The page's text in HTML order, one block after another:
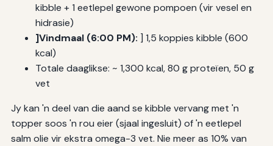
kibble + 1 eetlepel gewone pompoen (vir vesel en
hidrasie)
]Vindmaal (6:00 PM): ] 1,5 koppies kibble (600
kcal)
Totale daaglikse: ~ 1,300 kcal, 80 g proteïen, 50 g
vet
Jy kan 'n deel van die aand se kibble vervang met 'n
topper soos 'n rou eier (sjaal ingesluit) of 'n eetlepel
salm olie vir ekstra omega-3 vet. Nie meer as 10% van